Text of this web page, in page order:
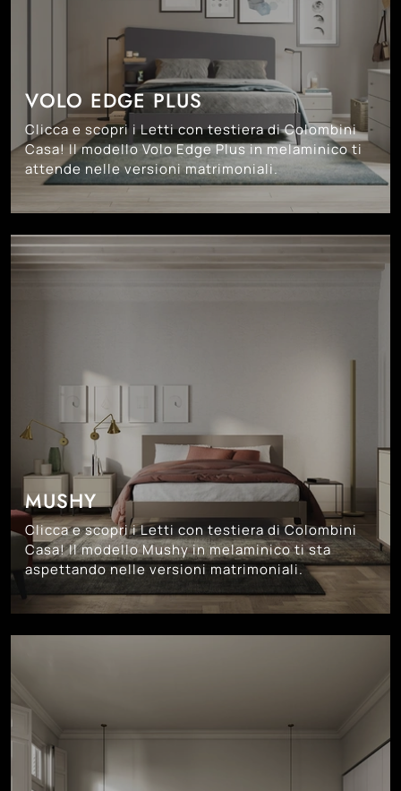
VOLO EDGE PLUS
Clicca e scopri i Letti con testiera di Colombini
Casa! Il modello Volo Edge Plus in melaminico ti
attende nelle versioni matrimoniali.
MUSHY
Clicca e scopri i Letti con testiera di Colombini
Casa! Il modello Mushy in melaminico ti sta
aspettando nelle versioni matrimoniali.